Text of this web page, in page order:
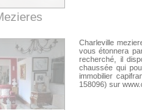
Charleville
vous étonnera
recherché, il
chaussée qui
immobilier
158096) sur